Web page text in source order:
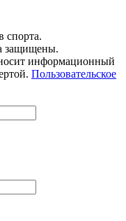
спорта.
защищены.
информационный
Пользовательское